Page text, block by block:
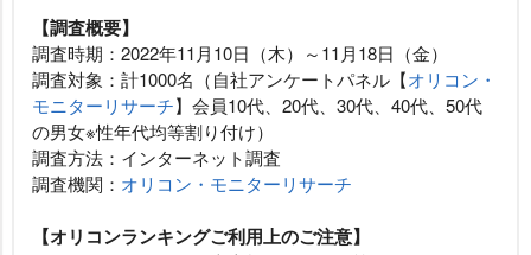
【調査概要】
調査時期：2022年11月10日（木）～11月18日（金）
調査対象：計1000名（自社アンケートパネル【オリコン・
モニターリサーチ】会員10代、20代、30代、40代、50代
の男女※性年代均等割り付け）
調査方法：インターネット調査
調査機関： オリコン・モニターリサーチ
【オリコンランキングご利用上のご注意】